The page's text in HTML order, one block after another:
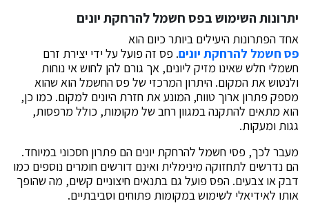
יתרונות השימוש בפס חשמל להרחקת יונים
אחד הפתרונות היעילים ביותר כיום הוא
פס חשמל להרחקת יונים. פס זה פועל על ידי יצירת זרם
חשמלי חלש שאינו מזיק ליונים, אך גורם להן לחוש אי נוחות
ולנטוש את המקום. היתרון המרכזי של פס החשמל הוא שהוא
מספק פתרון ארוך טווח, המונע את חזרת היונים למקום. כמו כן,
הוא מתאים להתקנה במגוון רחב של מקומות, כולל מרפסות,
גגות ומעקות.
מעבר לכך, פסי חשמל להרחקת יונים הם פתרון חסכוני במיוחד.
הם נדרשים לתחזוקה מינימלית ואינם דורשים חומרים נוספים כמו
דבק או צבעים. הפס פועל גם בתנאים חיצוניים קשים, מה שהופך
אותו לאידיאלי לשימוש במקומות פתוחים וסביבתיים.